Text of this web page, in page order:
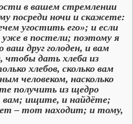
в вашем стремлении
посреди ночи и скажете:
угостить его»; и если
в постели; поэтому я
друг голоден, и вам
чтобы дать хлеба из
хлебов, сколько вам
человеком, насколько
получить из щедро
вам; ищите, и найдёте;
– тот находит; и тому,